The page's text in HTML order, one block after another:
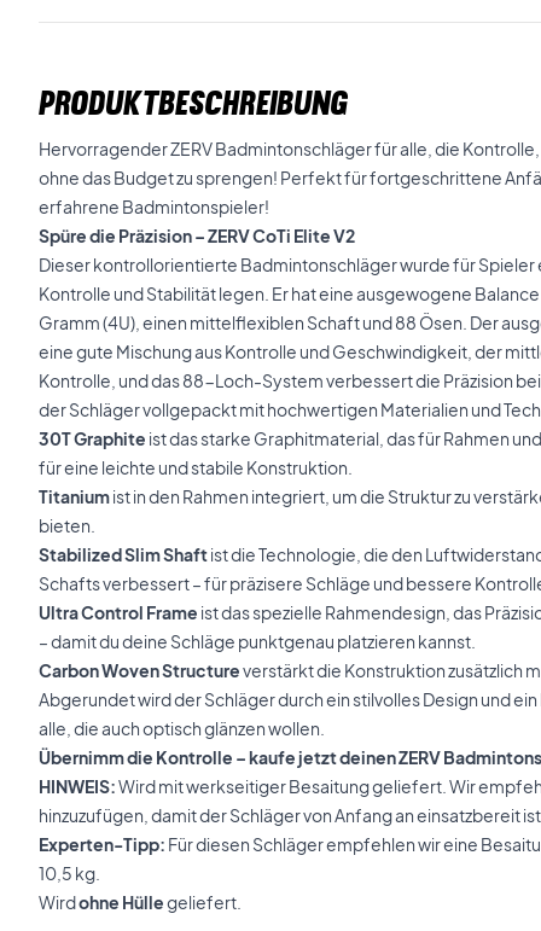
PRODUKTBESCHREIBUNG
Hervorragender ZERV Badmintonschläger für alle, die
ohne das Budget zu sprengen! Perfekt für fortgeschrittene
erfahrene Badmintonspieler!
Spüre die Präzision – ZERV CoTi Elite V2
Dieser kontrollorientierte Badmintonschläger wurde für Spieler
Kontrolle und Stabilität legen. Er hat eine ausgewogene
Gramm (4U), einen mittelflexiblen Schaft und 88 Ösen. Der
eine gute Mischung aus Kontrolle und Geschwindigkeit, der
Kontrolle, und das 88-Loch-System verbessert die Präzision
der Schläger vollgepackt mit hochwertigen Materialien und
30T Graphite ist das starke Graphitmaterial, das für Rahmen
für eine leichte und stabile Konstruktion.
Titaniumist in den Rahmen integriert, um die Struktur zu
bieten.
Stabilized Slim Shaftist die Technologie, die den
Schafts verbessert – für präzisere Schläge und bessere
Ultra Control Frame ist das spezielle Rahmendesign, das
– damit du deine Schläge punktgenau platzieren kannst.
Carbon Woven Structureverstärkt die Konstruktion zusätzlich
Abgerundet wird der Schläger durch ein stilvolles Design und
alle, die auch optisch glänzen wollen.
Übernimm die Kontrolle – kaufe jetzt deinen ZERV
HINWEIS:Wird mit werkseitiger Besaitung geliefert. Wir
hinzuzufügen, damit der Schläger von Anfang an einsatzbereit ist.
Experten-Tipp: Für diesen Schläger empfehlen wir eine
10,5 kg.
Wirdohne Hüllegeliefert.